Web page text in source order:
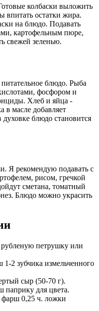
колбаски выложить
впитать остатки жира.
на блюдо. Подавать
картофельным пюре,
свежей зеленью.
блюдо. Рыба
фосфором и
Хлеб и яйца -
в масле добавляет
блюдо становится
Я рекомендую подавать с
рисом, гречкой
сметана, томатный
Блюдо можно украсить
петрушку или
2 зубчика измельченного
сыр (50-70 г).
паприку для цвета.
фарш 0,25 ч. ложки